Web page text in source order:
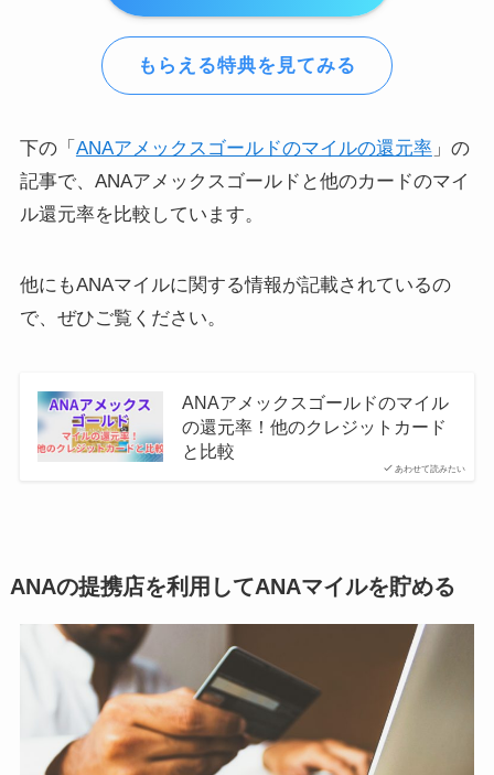
もらえる特典を見てみる
下の「 ANAアメックスゴールドのマイルの還元率」の
記事で、ANAアメックスゴールドと他のカードのマイ
ル還元率を比較しています。
他にもANAマイルに関する情報が記載されているの
で、ぜひご覧ください。
あわせて読みたい
ANAアメックスゴールドのマイル
の還元率！他のクレジットカード
と比較
ANAの提携店を利用してANAマイルを貯める